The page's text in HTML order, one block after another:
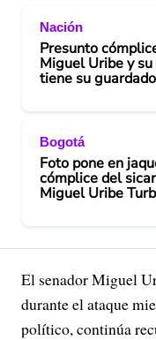
Nación
Presunto
Miguel Uribe y
tiene su guardado
Bogotá
Foto pone en
cómplice del
Miguel Uribe
El senador Miguel
durante el ataque
político, continúa